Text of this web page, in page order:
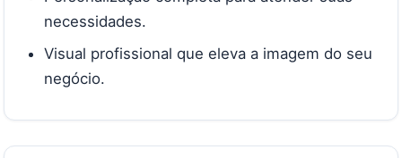
necessidades.
Visual profissional que eleva a imagem do seu
negócio.